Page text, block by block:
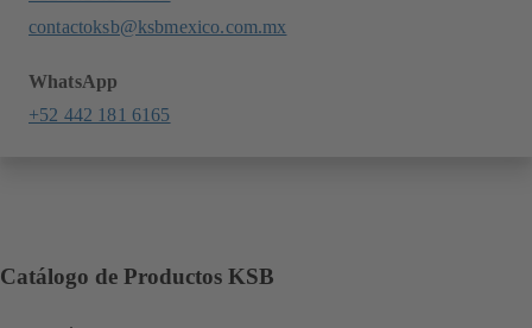
contactoksb@ksbmexico.com.mx
WhatsApp
+52 442 181 6165
Catálogo de Productos KSB